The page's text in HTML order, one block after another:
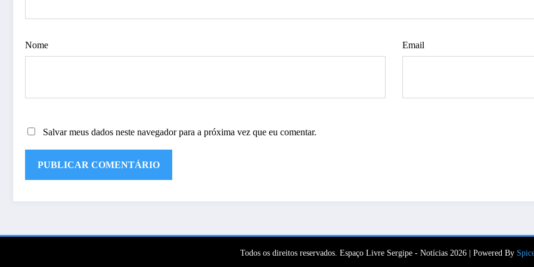
Nome Email
Salvar meus dados neste navegador para a próxima vez que eu comentar.
Todos os direitos reservados. Espaço Livre Sergipe - Notícias 2026 | Powered By